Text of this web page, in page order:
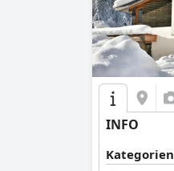
INFO
Kategorien